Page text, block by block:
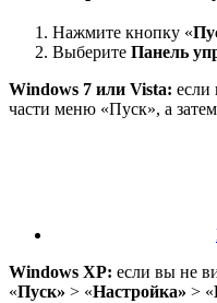
Нажмите кнопку «
Выберите Панель
Windows 7 или Vista: если
части меню «Пуск», а
Windows XP: если вы не
«Пуск» > «Настройка» > «